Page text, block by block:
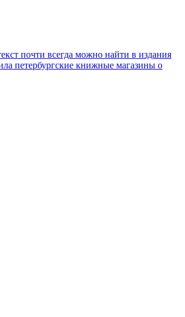
почти всегда можно найти в издания
петербургские книжные магазины о